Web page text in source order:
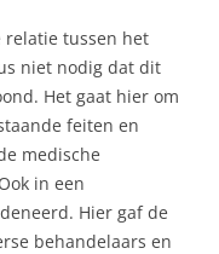
relatie tussen het
niet nodig dat dit
Het gaat hier om
feiten en
medische
in een
Hier gaf de
behandelaars en